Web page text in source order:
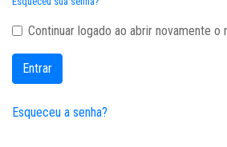
Continuar logado ao abrir novamente o
Entrar
Esqueceu a senha?